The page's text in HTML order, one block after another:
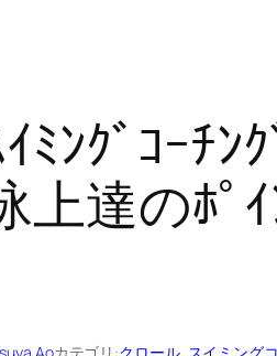
ｲﾐﾝｸﾞｺｰﾁ
上達のﾎﾟｲ